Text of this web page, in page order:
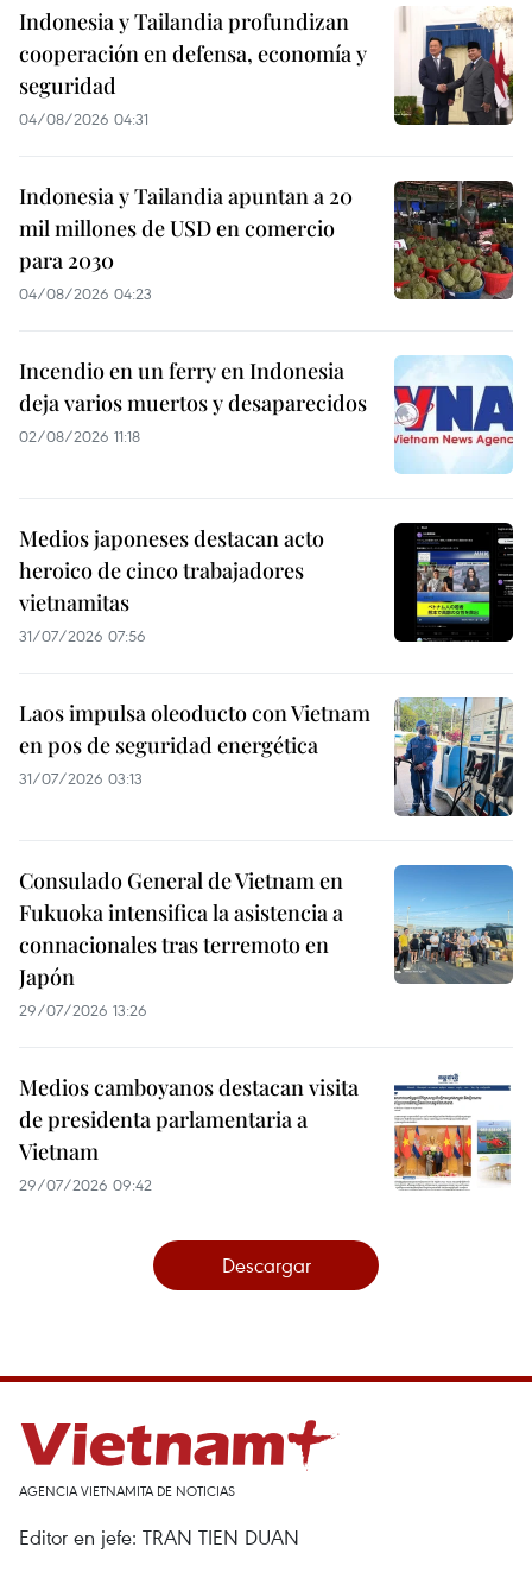
Indonesia y Tailandia profundizan
cooperación en defensa, economía y
seguridad
04/08/2026 04:31
Indonesia y Tailandia apuntan a 20
mil millones de USD en comercio
para 2030
04/08/2026 04:23
Incendio en un ferry en Indonesia
deja varios muertos y desaparecidos
02/08/2026 11:18
Medios japoneses destacan acto
heroico de cinco trabajadores
vietnamitas
31/07/2026 07:56
Laos impulsa oleoducto con Vietnam
en pos de seguridad energética
31/07/2026 03:13
Consulado General de Vietnam en
Fukuoka intensifica la asistencia a
connacionales tras terremoto en
Japón
29/07/2026 13:26
Medios camboyanos destacan visita
de presidenta parlamentaria a
Vietnam
29/07/2026 09:42
Descargar
AGENCIA VIETNAMITA DE NOTICIAS
Editor en jefe: TRAN TIEN DUAN